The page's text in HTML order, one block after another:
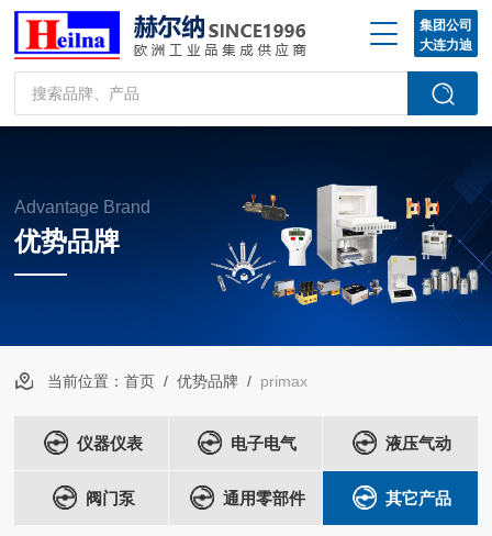
集团公司
大连力迪
Advantage Brand
优势品牌
当前位置：首页 /优势品牌 / primax
仪器仪表 电子电气 液压气动
阀门泵 通用零部件 其它产品